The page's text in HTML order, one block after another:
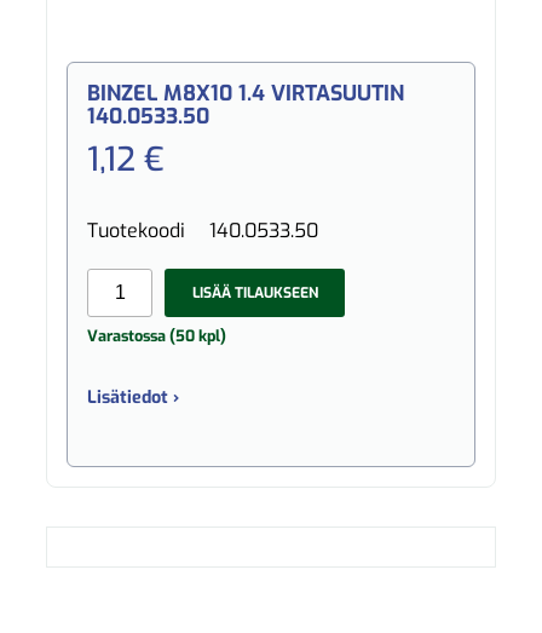
BINZEL M8X10 1.4 VIRTASUUTIN
140.0533.50
1,12 €
Tuotekoodi 140.0533.50
LISÄÄ TILAUKSEEN
Varastossa (50 kpl)
Lisätiedot ›